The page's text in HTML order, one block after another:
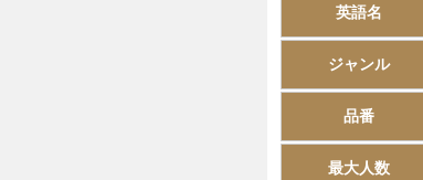
英語名
ジャンル
品番
最大人数